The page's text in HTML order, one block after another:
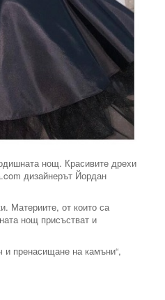
нощ. Красивите дрехи
дизайнерът Йордан
Материите, от които са
нощ присъстват и
и пренасищане на камъни“,